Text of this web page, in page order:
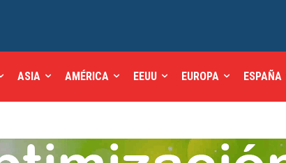
ASIA AMÉRICA EEUU EUROPA ESPAÑA